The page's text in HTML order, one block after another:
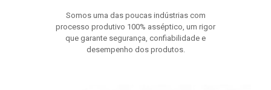
Somos uma das poucas indústrias com
processo produtivo 100% asséptico, um rigor
que garante segurança, confiabilidade e
desempenho dos produtos.